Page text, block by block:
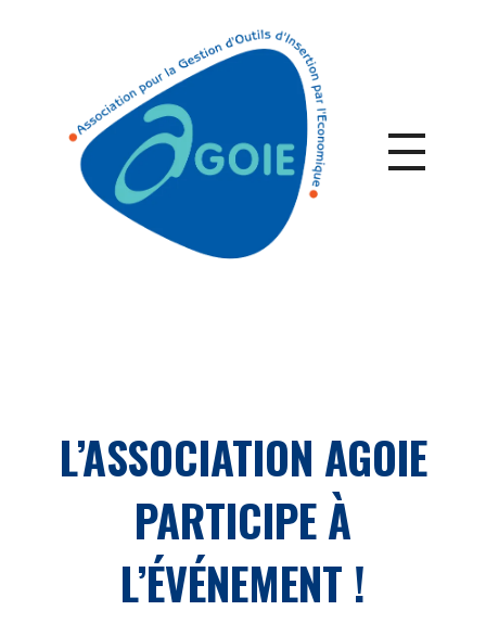
L’ASSOCIATION AGOIE
PARTICIPE À
L’ÉVÉNEMENT !